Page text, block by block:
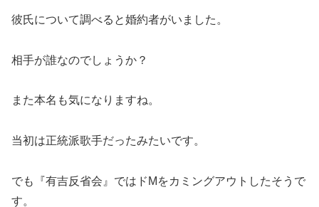
彼氏について調べると婚約者がいました。
相手が誰なのでしょうか？
また本名も気になりますね。
当初は正統派歌手だったみたいです。
でも『有吉反省会』ではドMをカミングアウトしたそうで
す。